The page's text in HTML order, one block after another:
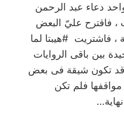
دعاء عبد الرحمن
، فاقترح عليّ البعض
، فاشتريت #هيبتا لما
بين باقى الروايات
…قد تكون شيقة فى بعض
فلم تكن